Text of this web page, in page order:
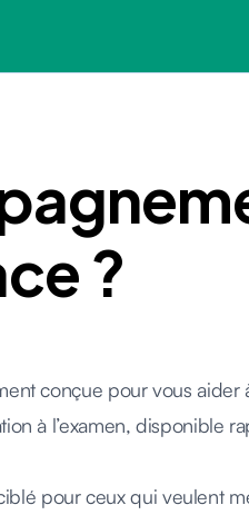
?
conçue pour vous aider
à l’examen, disponible
pour ceux qui veulent